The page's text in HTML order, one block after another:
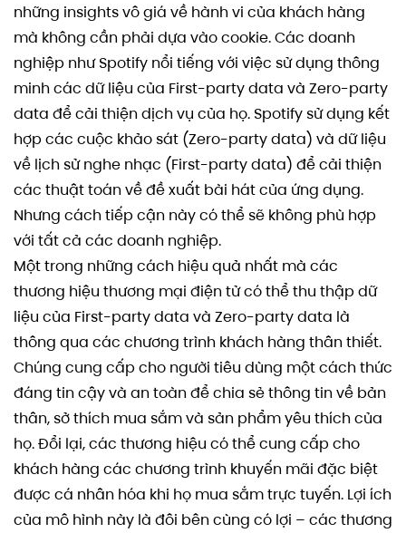
những insights vô giá về hành vi của khách hàng
mà không cần phải dựa vào cookie. Các doanh
nghiệp như Spotify nổi tiếng với việc sử dụng thông
minh các dữ liệu của First-party data và Zero-party
data để cải thiện dịch vụ của họ. Spotify sử dụng kết
hợp các cuộc khảo sát (Zero-party data) và dữ liệu
về lịch sử nghe nhạc (First-party data) để cải thiện
các thuật toán về đề xuất bài hát của ứng dụng.
Nhưng cách tiếp cận này có thể sẽ không phù hợp
với tất cả các doanh nghiệp.
Một trong những cách hiệu quả nhất mà các
thương hiệu thương mại điện tử có thể thu thập dữ
liệu của First-party data và Zero-party data là
thông qua các chương trình khách hàng thân thiết.
Chúng cung cấp cho người tiêu dùng một cách thức
đáng tin cậy và an toàn để chia sẻ thông tin về bản
thân, sở thích mua sắm và sản phẩm yêu thích của
họ. Đổi lại, các thương hiệu có thể cung cấp cho
khách hàng các chương trình khuyến mãi đặc biệt
được cá nhân hóa khi họ mua sắm trực tuyến. Lợi ích
của mô hình này là đôi bên cùng có lợi – các thương